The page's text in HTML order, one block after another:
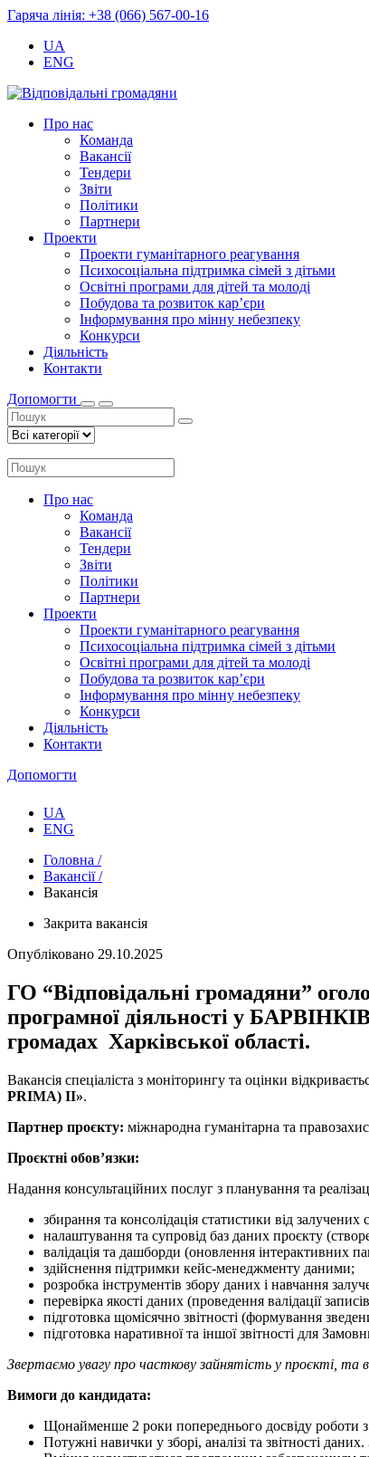
Гаряча лінія: +38 (066) 567-00-16
UA
ENG
Про нас
Команда
Вакансії
Тендери
Звіти
Політики
Партнери
Проекти
Проекти гуманітарного реагування
Психосоціальна підтримка сімей з дітьми
Освітні програми для дітей та молоді
Побудова та розвиток кар’єри
Інформування про мінну небезпеку
Конкурси
Діяльність
Контакти
Допомогти
Про нас
Команда
Вакансії
Тендери
Звіти
Політики
Партнери
Проекти
Проекти гуманітарного реагування
Психосоціальна підтримка сімей з дітьми
Освітні програми для дітей та молоді
Побудова та розвиток кар’єри
Інформування про мінну небезпеку
Конкурси
Діяльність
Контакти
Допомогти
UA
ENG
Головна /
Вакансії /
Вакансія
Закрита вакансія
Опубліковано 29.10.2025
ГО “Відповідальні громадяни”
програмної діяльності у
громадах Харківської області.
Вакансія спеціаліста з моніторингу та оцінки
PRIMA) II».
Партнер проєкту: міжнародна гуманітарна та
Проєктні обов’язки:
Надання консультаційних послуг з планування та
збирання та консолідація статистики від
налаштування та супровід баз даних проєкту
валідація та дашборди (оновлення інтерактивних
здійснення підтримки кейс-менеджменту даними;
розробка інструментів збору даних і навчання
перевірка якості даних (проведення валідації
підготовка щомісячно звітності (формування
підготовка наративної та іншої звітності для
Звертаємо увагу про часткову зайнятість у проєкті, та
Вимоги до кандидата:
Щонайменше 2 роки попереднього досвіду роботи
Потужні навички у зборі, аналізі та звітності